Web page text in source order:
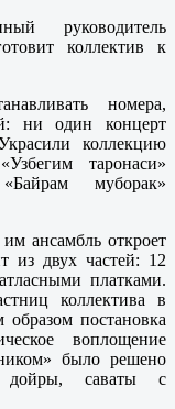
руководитель
коллектив к
номера,
ни один концерт
коллекцию
таронаси»
муборак»
ансамбль откроет
из двух частей: 12
платками.
коллектива в
образом постановка
воплощение
было решено
дойры, саваты с